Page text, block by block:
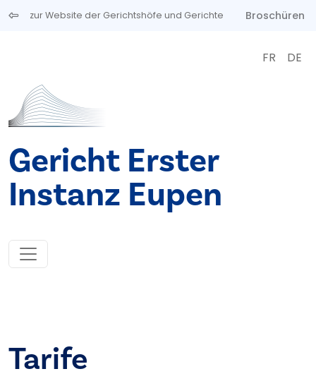
Direkt zum Inhalt
zur Website der Gerichtshöfe und Gerichte Broschüren
FR DE
Gericht Erster
Instanz Eupen
Tarife